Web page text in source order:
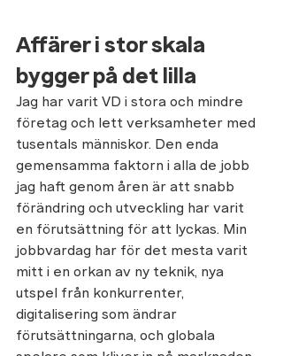
Affärer i stor skala
bygger på det lilla
Jag har varit VD i stora och mindre
företag och lett verksamheter med
tusentals människor. Den enda
gemensamma faktorn i alla de jobb
jag haft genom åren är att snabb
förändring och utveckling har varit
en förutsättning för att lyckas. Min
jobbvardag har för det mesta varit
mitt i en orkan av ny teknik, nya
utspel från konkurrenter,
digitalisering som ändrar
förutsättningarna, och globala